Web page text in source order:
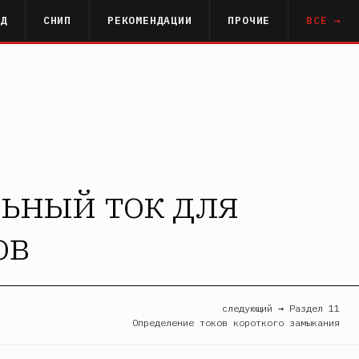
СНИП РЕКОМЕНДАЦИИ ПРОЧИЕ ВСЕ →
ток для
следующий → Раздел 11
Определение токов короткого замыкания